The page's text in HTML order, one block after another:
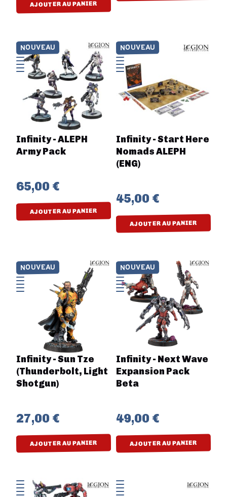
AJOUTER AU PANIER
Infinity - ALEPH
Army Pack
65,00 €
AJOUTER AU PANIER
NOUVEAU
Infinity - Start Here
Nomads ALEPH
(ENG)
45,00 €
AJOUTER AU PANIER
NOUVEAU
Infinity - Sun Tze
(Thunderbolt, Light
Shotgun)
27,00 €
AJOUTER AU PANIER
NOUVEAU
Infinity - Next Wave
Expansion Pack
Beta
49,00 €
AJOUTER AU PANIER
NOUVEAU